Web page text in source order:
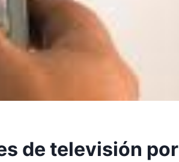
de televisión por